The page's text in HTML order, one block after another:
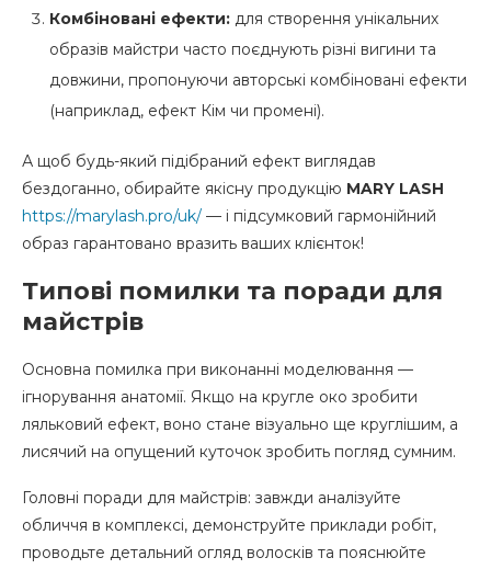
Комбіновані ефекти: для створення унікальних
образів майстри часто поєднують різні вигини та
довжини, пропонуючи авторські комбіновані ефекти
(наприклад, ефект Кім чи промені).
А щоб будь-який підібраний ефект виглядав
бездоганно, обирайте якісну продукцію MARY LASH
https://marylash.pro/uk/ — і підсумковий гармонійний
образ гарантовано вразить ваших клієнток!
Типові помилки та поради для
майстрів
Основна помилка при виконанні моделювання —
ігнорування анатомії. Якщо на кругле око зробити
ляльковий ефект, воно стане візуально ще круглішим, а
лисячий на опущений куточок зробить погляд сумним.
Головні поради для майстрів: завжди аналізуйте
обличчя в комплексі, демонструйте приклади робіт,
проводьте детальний огляд волосків та пояснюйте